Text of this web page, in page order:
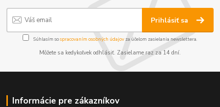
Prihlásiť sa
Súhlasím sospracovaním osobných údajov za účelom zasielania newslettera.
Môžete sa kedykoľvek odhlásiť. Zasielame raz za 14 dní.
Informácie pre zákazníkov